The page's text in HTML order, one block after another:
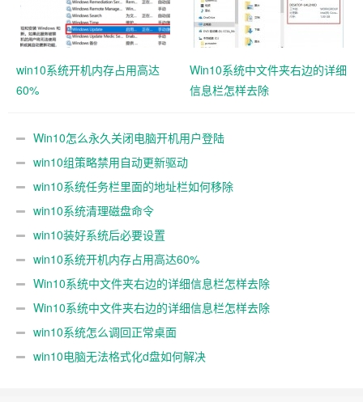
win10系统开机内存占用高达
60%
Win10系统中文件夹右边的详细
信息栏怎样去除
Win10怎么永久关闭电脑开机用户登陆
win10组策略禁用自动更新驱动
win10系统任务栏里面的地址栏如何移除
win10系统清理磁盘命令
win10装好系统后必要设置
win10系统开机内存占用高达60%
Win10系统中文件夹右边的详细信息栏怎样去除
Win10系统中文件夹右边的详细信息栏怎样去除
win10系统怎么调回正常桌面
win10电脑无法格式化d盘如何解决